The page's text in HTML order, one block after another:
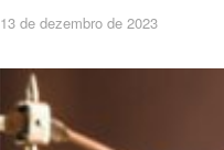
13 de dezembro de 2023